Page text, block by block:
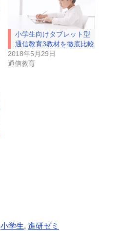
小学生向けタブレット型
通信教育3教材を徹底比較
2018年5月29日
通信教育
小学生, 進研ゼミ